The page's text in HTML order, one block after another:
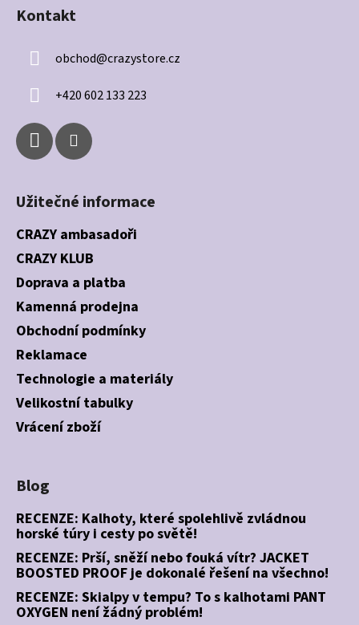
Kontakt
obchod@crazystore.cz
+420 602 133 223
Užitečné informace
CRAZY ambasadoři
CRAZY KLUB
Doprava a platba
Kamenná prodejna
Obchodní podmínky
Reklamace
Technologie a materiály
Velikostní tabulky
Vrácení zboží
Blog
RECENZE: Kalhoty, které spolehlivě zvládnou
horské túry i cesty po světě!
RECENZE: Prší, sněží nebo fouká vítr? JACKET
BOOSTED PROOF je dokonalé řešení na všechno!
RECENZE: Skialpy v tempu? To s kalhotami PANT
OXYGEN není žádný problém!